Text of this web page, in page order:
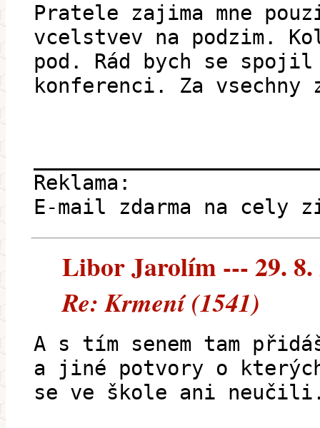
Pratele zajima mne
vcelstvev na podzim.
pod. Rád bych se spojil
konferenci. Za vsechny
Reklama:
E-mail zdarma na cely
Libor Jarolím --- 29. 8.
Re: Krmení (1541)
A s tím senem tam
a jiné potvory o
se ve škole ani